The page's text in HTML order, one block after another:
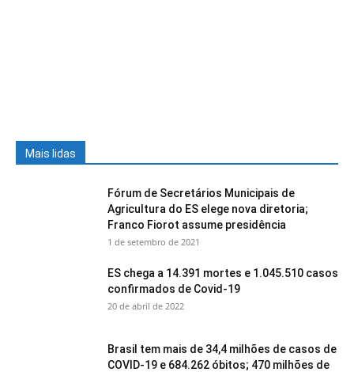
Mais lidas
Fórum de Secretários Municipais de
Agricultura do ES elege nova diretoria;
Franco Fiorot assume presidência
1 de setembro de 2021
ES chega a 14.391 mortes e 1.045.510 casos
confirmados de Covid-19
20 de abril de 2022
Brasil tem mais de 34,4 milhões de casos de
COVID-19 e 684.262 óbitos; 470 milhões de